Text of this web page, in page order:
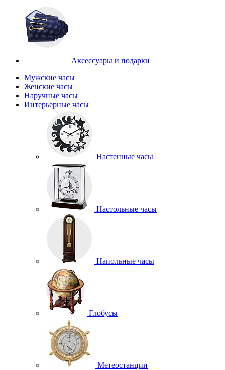
Аксессуары и подарки
Мужские часы
Женские часы
Наручные часы
Интерьерные часы
Настенные часы
Настольные часы
Напольные часы
Глобусы
Метеостанции